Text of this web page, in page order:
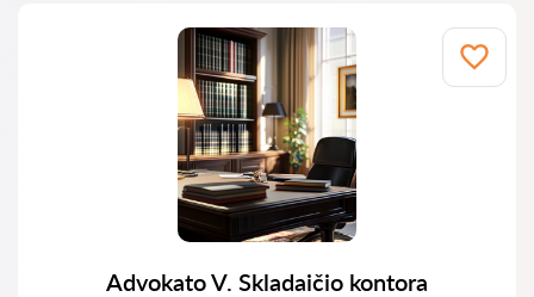
Advokato V. Skladaičio kontora